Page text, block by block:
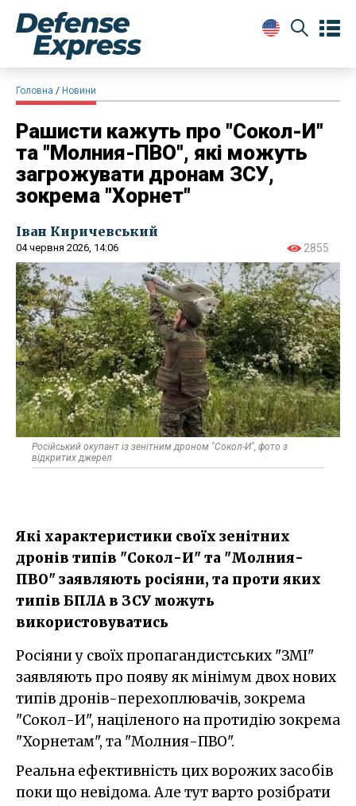
Головна Новини
Рашисти кажуть про "Сокол-И"
та "Молния-ПВО", які можуть
загрожувати дронам ЗСУ,
зокрема "Хорнет"
Іван Киричевський
04 червня 2026, 14:06 2855
Російський окупант із зенітним дроном "Сокол-И", фото з
відкритих джерел
Які характеристики своїх зенітних
дронів типів "Сокол-И" та "Молния-
ПВО" заявляють росіяни, та проти яких
типів БПЛА в ЗСУ можуть
використовуватись
Росіяни у своїх пропагандистських "ЗМІ"
заявляють про появу як мінімум двох нових
типів дронів-перехоплювачів, зокрема
"Сокол-И", націленого на протидію зокрема
"Хорнетам", та "Молния-ПВО".
Реальна ефективність цих ворожих засобів
поки що невідома. Але тут варто розібрати